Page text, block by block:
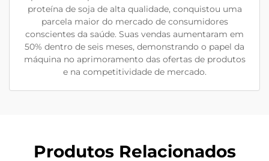
proteína de soja de alta qualidade, conquistou uma
parcela maior do mercado de consumidores
conscientes da saúde. Suas vendas aumentaram em
50% dentro de seis meses, demonstrando o papel da
máquina no aprimoramento das ofertas de produtos
e na competitividade de mercado.
Produtos Relacionados